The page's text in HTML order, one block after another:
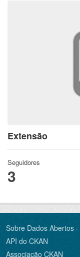
Extensão
Seguidores
3
Sobre Dados Abertos
API do CKAN
Associação CKAN